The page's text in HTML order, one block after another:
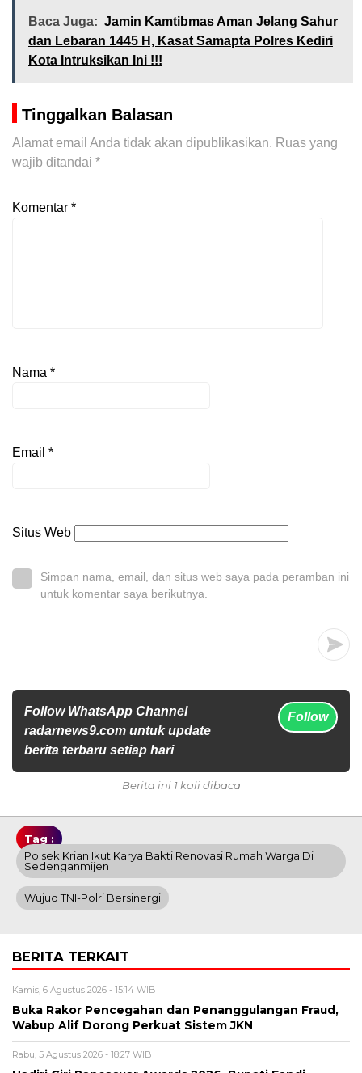
Baca Juga: Jamin Kamtibmas Aman Jelang Sahur
dan Lebaran 1445 H, Kasat Samapta Polres Kediri
Kota Intruksikan Ini !!!
Tinggalkan Balasan
Alamat email Anda tidak akan dipublikasikan. Ruas yang
wajib ditandai *
Komentar *
Nama *
Email *
Situs Web
Simpan nama, email, dan situs web saya pada peramban ini
untuk komentar saya berikutnya.
Follow WhatsApp Channel
radarnews9.com untuk update
berita terbaru setiap hari
Follow
Berita ini 1 kali dibaca
Tag :
Polsek Krian Ikut Karya Bakti Renovasi Rumah Warga Di
Sedenganmijen
Wujud TNI-Polri Bersinergi
BERITA TERKAIT
Kamis, 6 Agustus 2026 - 15:14 WIB
Buka Rakor Pencegahan dan Penanggulangan Fraud,
Wabup Alif Dorong Perkuat Sistem JKN
Rabu, 5 Agustus 2026 - 18:27 WIB